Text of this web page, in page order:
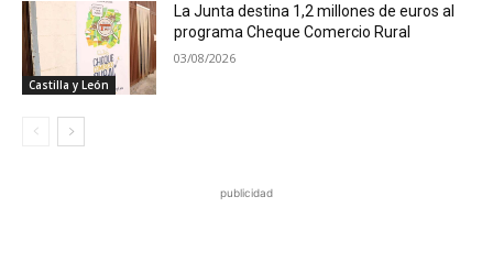
Castilla y León
La Junta destina 1,2 millones de euros al
programa Cheque Comercio Rural
03/08/2026
publicidad